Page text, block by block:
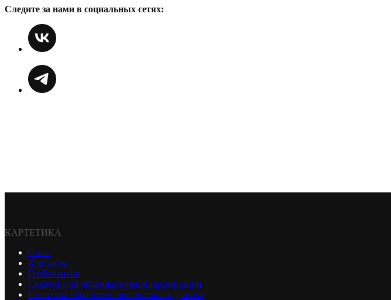
Следите за нами в социальных сетях:
КАРТЕТИКА
О нас
Контакты
ГеоВакансии
Сведения об образовательной организации
Политика обработки персональных данных